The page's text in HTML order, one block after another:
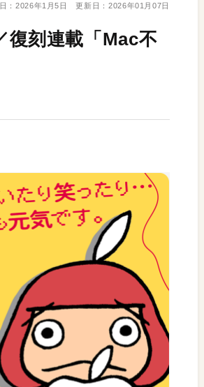
： 2026年1月5日 更新日： 2026年01月07日
復刻連載「Mac不